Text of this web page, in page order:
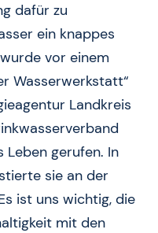
dafür zu
ein knappes
vor einem
Wasserwerkstatt“
Landkreis
gerufen. In
sie an der
ist uns wichtig, die
mit den